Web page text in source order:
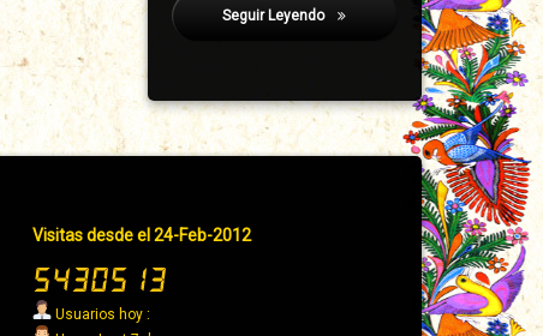
Seguir Leyendo Garduño, Leandro
de
página
→
Visitas desde el 24-Feb-2012
Usuarios hoy :